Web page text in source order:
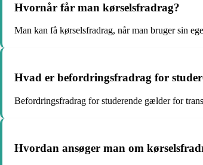
Hvornår får man kørselsfradrag?
Man kan få kørselsfradrag, når man bruger sin
Hvad er befordringsfradrag for
Befordringsfradrag for studerende gælder for
Hvordan ansøger man om